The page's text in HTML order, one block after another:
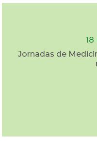
18
Jornadas de